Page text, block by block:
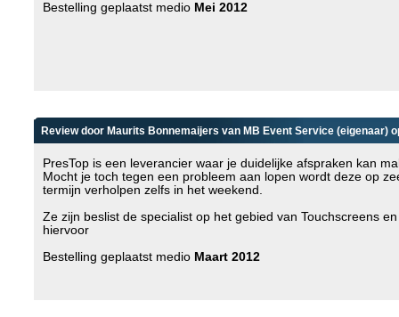
Bestelling geplaatst medio Mei 2012
Review door Maurits Bonnemaijers van MB Event Service (eigenaar)
PresTop is een leverancier waar je duidelijke afspraken kan
Mocht je toch tegen een probleem aan lopen wordt deze op
termijn verholpen zelfs in het weekend.
Ze zijn beslist de specialist op het gebied van Touchscreens
hiervoor
Bestelling geplaatst medio Maart 2012